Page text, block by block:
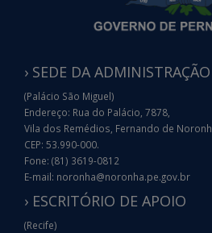
› SEDE DA ADMINISTRAÇÃO
(Palácio São Miguel)
Endereço: Rua do Palácio, 7878,
Vila dos Remédios, Fernando de
CEP: 53.990-000.
Fone: (81) 3619-0812
E-mail: noronha@noronha.pe.gov.br
› ESCRITÓRIO DE APOIO
(Recife)